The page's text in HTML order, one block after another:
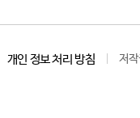
개인 정보 처리 방침 저